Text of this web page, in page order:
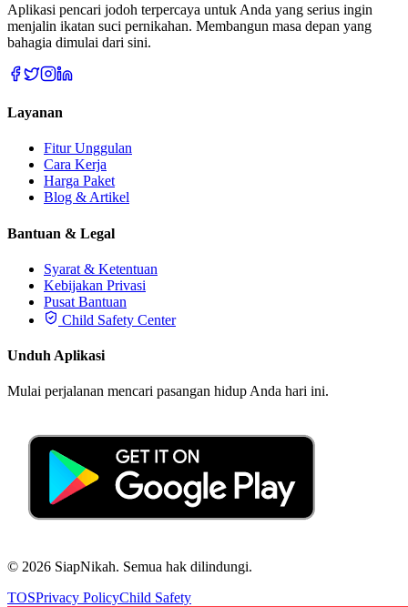
Aplikasi pencari jodoh terpercaya untuk Anda yang serius ingin
menjalin ikatan suci pernikahan. Membangun masa depan yang
bahagia dimulai dari sini.
Layanan
Fitur Unggulan
Cara Kerja
Harga Paket
Blog & Artikel
Bantuan & Legal
Syarat & Ketentuan
Kebijakan Privasi
Pusat Bantuan
Child Safety Center
Unduh Aplikasi
Mulai perjalanan mencari pasangan hidup Anda hari ini.
© 2026 SiapNikah. Semua hak dilindungi.
TOSPrivacy PolicyChild Safety